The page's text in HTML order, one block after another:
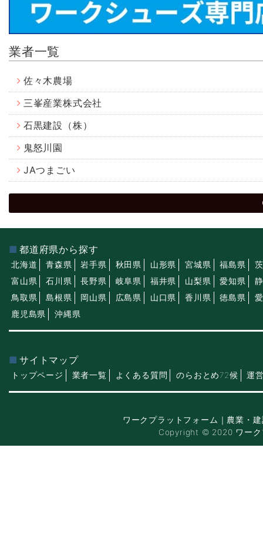
業者一覧
佐々木農場
三峯産業株式会社
石黒建設（株）
鬼怒川園
JAつまごい
都道府県から探す
北海道 青森県 岩手県 秋田県 山形県 宮城県 福島県
富山県
石川県 長野県 岐阜県 福井県 山梨県 愛知県
鳥取県
島根県 岡山県 広島県 山口県 香川県 徳島県
鹿児島県
沖縄県
サイトマップ
トップページ 業者一覧 よくある質問 のらおとめ72候 運
ワークプラットフォーム｜農業・
Copyright © 2020 ワーク